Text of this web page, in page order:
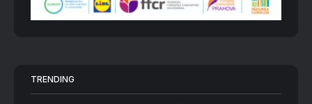
TRENDING